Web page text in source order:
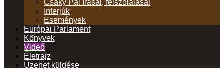
Csáky Pál írásai, felszólalásai
Interjúk
Események
Európai Parlament
Könyvek
Videó
Életrajz
Üzenet küldése